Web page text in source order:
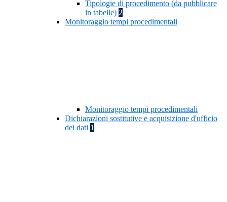
Tipologie di procedimento (da pubblicare
in tabelle) 2
Monitoraggio tempi procedimentali
Monitoraggio tempi procedimentali
Dichiarazioni sostitutive e acquisizione d'ufficio
dei dati 1